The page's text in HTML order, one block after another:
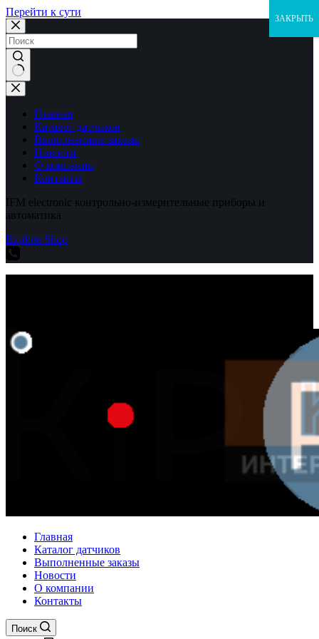
Перейти к сути
Ничего
не
найденоГлавная
Каталог датчиков
Выполненные заказы
Новости
О компании
Контакты
IFM electronic контрольно-измерительные приборы и
автоматика
Explore Shop
Главная
Каталог датчиков
Выполненные заказы
Новости
О компании
Контакты
Поиск
ЗАКРЫТЬ